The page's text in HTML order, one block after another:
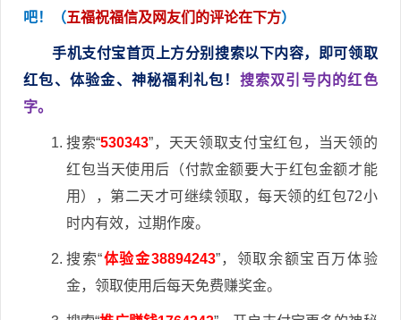
吧！（五福祝福信及网友们的评论在下方）
手机支付宝首页上方分别搜索以下内容，即可领取
红包、体验金、神秘福利礼包！ 搜索双引号内的红色
字。
搜索“530343”，天天领取支付宝红包，当天领的
红包当天使用后（付款金额要大于红包金额才能
用），第二天才可继续领取，每天领的红包72小
时内有效，过期作废。
搜索“体验金38894243”，领取余额宝百万体验
金，领取使用后每天免费赚奖金。